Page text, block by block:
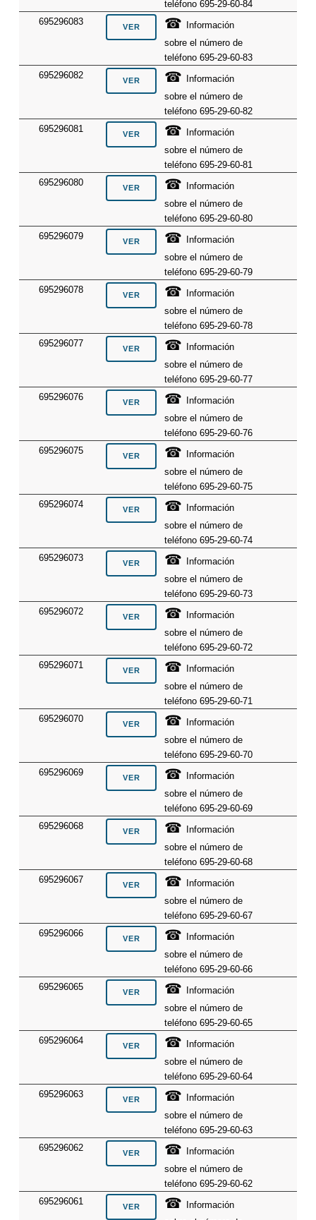
teléfono 695-29-60-84
695296083
☎ Información
sobre el número de
teléfono 695-29-60-83
695296082
☎ Información
sobre el número de
teléfono 695-29-60-82
695296081
☎ Información
sobre el número de
teléfono 695-29-60-81
695296080
☎ Información
sobre el número de
teléfono 695-29-60-80
695296079
☎ Información
sobre el número de
teléfono 695-29-60-79
695296078
☎ Información
sobre el número de
teléfono 695-29-60-78
695296077
☎ Información
sobre el número de
teléfono 695-29-60-77
695296076
☎ Información
sobre el número de
teléfono 695-29-60-76
695296075
☎ Información
sobre el número de
teléfono 695-29-60-75
695296074
☎ Información
sobre el número de
teléfono 695-29-60-74
695296073
☎ Información
sobre el número de
teléfono 695-29-60-73
695296072
☎ Información
sobre el número de
teléfono 695-29-60-72
695296071
☎ Información
sobre el número de
teléfono 695-29-60-71
695296070
☎ Información
sobre el número de
teléfono 695-29-60-70
695296069
☎ Información
sobre el número de
teléfono 695-29-60-69
695296068
☎ Información
sobre el número de
teléfono 695-29-60-68
695296067
☎ Información
sobre el número de
teléfono 695-29-60-67
695296066
☎ Información
sobre el número de
teléfono 695-29-60-66
695296065
☎ Información
sobre el número de
teléfono 695-29-60-65
695296064
☎ Información
sobre el número de
teléfono 695-29-60-64
695296063
☎ Información
sobre el número de
teléfono 695-29-60-63
695296062
☎ Información
sobre el número de
teléfono 695-29-60-62
695296061
☎ Información